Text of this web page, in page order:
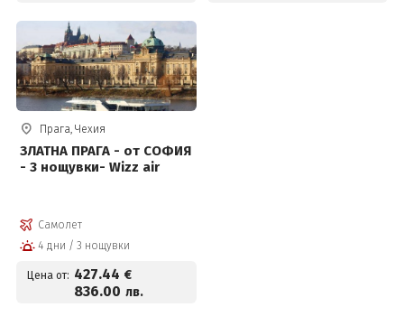
Прага, Чехия
ЗЛАТНА ПРАГА - от СОФИЯ
- 3 нощувки- Wizz air
Самолет
4 дни / 3 нощувки
Цена от: 427.44 €
836.00 лв.